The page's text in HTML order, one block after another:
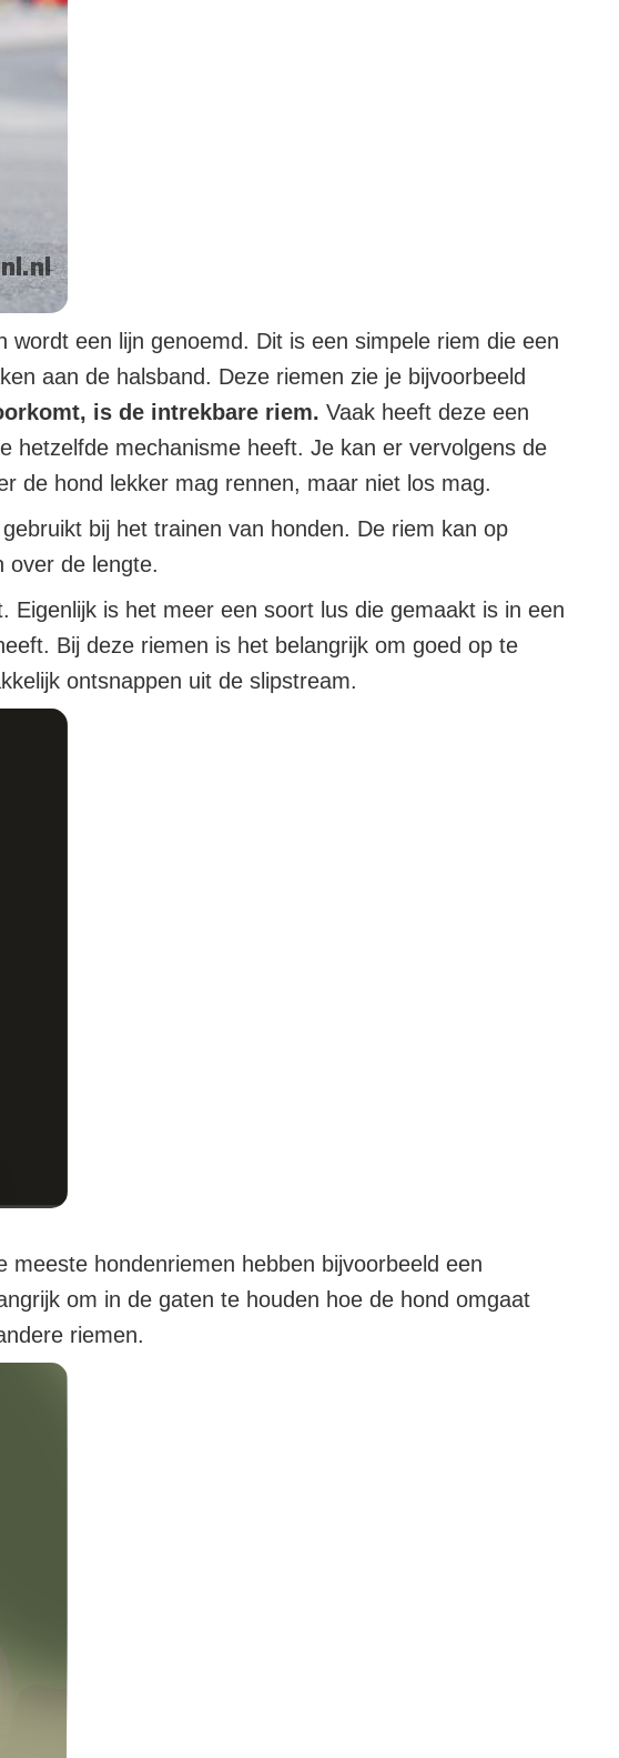
wordt een lijn genoemd. Dit is een simpele riem die een
aan de halsband. Deze riemen zie je bijvoorbeeld
is de intrekbare riem. Vaak heeft deze een
hetzelfde mechanisme heeft. Je kan er vervolgens de
de hond lekker mag rennen, maar niet los mag.
bij het trainen van honden. De riem kan op
over de lengte.
is het meer een soort lus die gemaakt is in een
Bij deze riemen is het belangrijk om goed op te
ontsnappen uit de slipstream.
hondenriemen hebben bijvoorbeeld een
om in de gaten te houden hoe de hond omgaat
riemen.